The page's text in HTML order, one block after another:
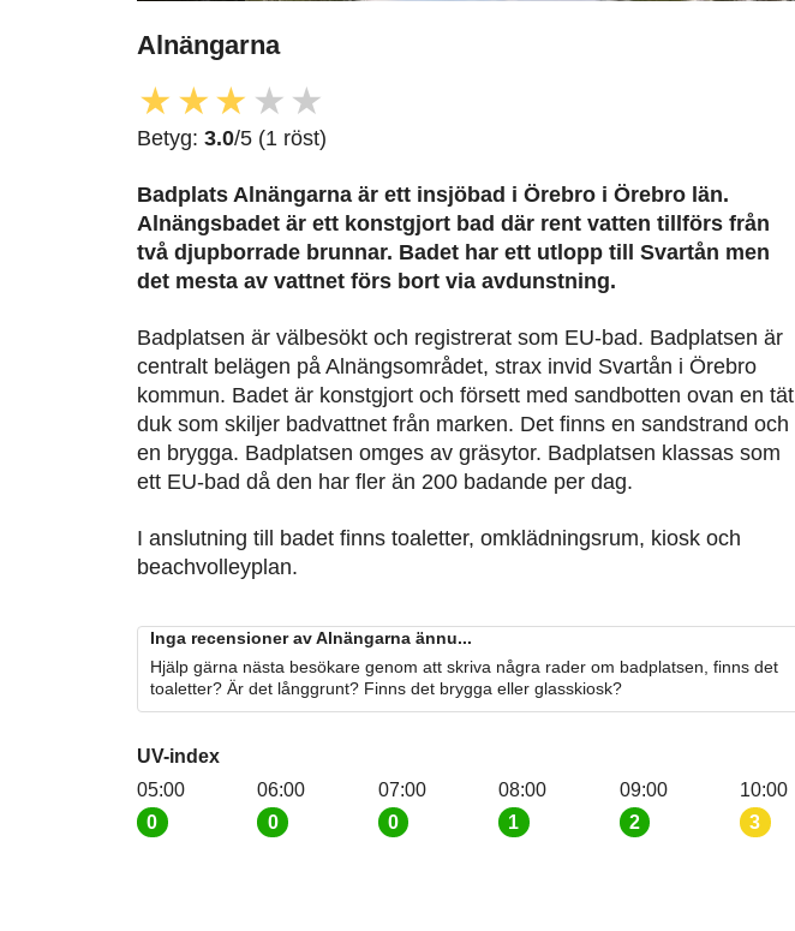
Alnängarna
★ ★★ ★ ★
Betyg: 3.0/5 (1 röst)
Badplats Alnängarna är ett insjöbad i Örebro i Örebro län.
Alnängsbadet är ett konstgjort bad där rent vatten tillförs från
två djupborrade brunnar. Badet har ett utlopp till Svartån men
det mesta av vattnet förs bort via avdunstning.
Badplatsen är välbesökt och registrerat som EU-bad. Badplatsen är
centralt belägen på Alnängsområdet, strax invid Svartån i Örebro
kommun. Badet är konstgjort och försett med sandbotten ovan en tät
duk som skiljer badvattnet från marken. Det finns en sandstrand och
en brygga. Badplatsen omges av gräsytor. Badplatsen klassas som
ett EU-bad då den har fler än 200 badande per dag.
I anslutning till badet finns toaletter, omklädningsrum, kiosk och
beachvolleyplan.
Inga recensioner av Alnängarna ännu...
Hjälp gärna nästa besökare genom att skriva några rader om badplatsen, finns det
toaletter? Är det långgrunt? Finns det brygga eller glasskiosk?
UV-index
05:00
0
06:00
0
07:00
0
08:00
1
09:00
2
10:00
3